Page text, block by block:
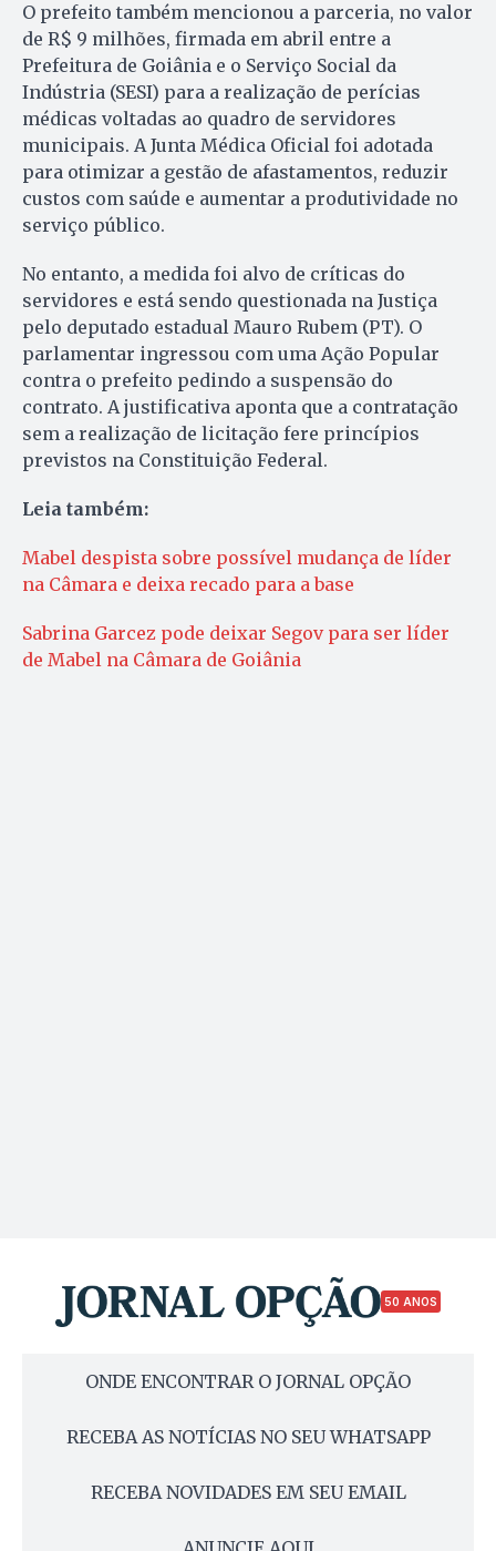
O prefeito também mencionou a parceria, no valor
de R$ 9 milhões, firmada em abril entre a
Prefeitura de Goiânia e o Serviço Social da
Indústria (SESI) para a realização de perícias
médicas voltadas ao quadro de servidores
municipais. A Junta Médica Oficial foi adotada
para otimizar a gestão de afastamentos, reduzir
custos com saúde e aumentar a produtividade no
serviço público.
No entanto, a medida foi alvo de críticas do
servidores e está sendo questionada na Justiça
pelo deputado estadual Mauro Rubem (PT). O
parlamentar ingressou com uma Ação Popular
contra o prefeito pedindo a suspensão do
contrato. A justificativa aponta que a contratação
sem a realização de licitação fere princípios
previstos na Constituição Federal.
Leia também:
Mabel despista sobre possível mudança de líder
na Câmara e deixa recado para a base
Sabrina Garcez pode deixar Segov para ser líder
de Mabel na Câmara de Goiânia
50 ANOS
ONDE ENCONTRAR O JORNAL OPÇÃO
RECEBA AS NOTÍCIAS NO SEU WHATSAPP
RECEBA NOVIDADES EM SEU EMAIL